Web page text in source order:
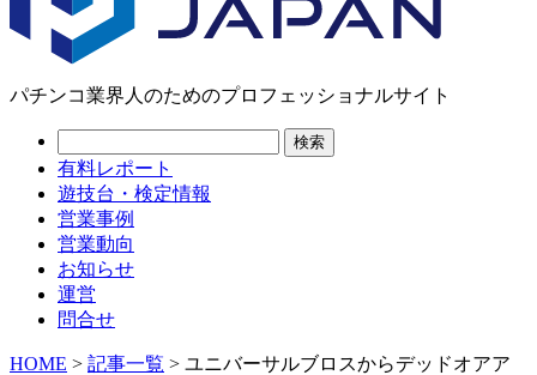
パチンコ業界人のためのプロフェッショナルサイト
有料レポート
遊技台・検定情報
営業事例
営業動向
お知らせ
運営
問合せ
HOME > 記事一覧 > ユニバーサルブロスからデッドオアア